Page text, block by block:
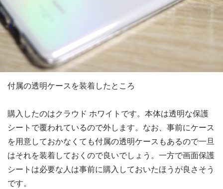
付属の透明ケースを装着したところ
購入したのはクラウド ホワイトです。本体は透明な保護
シートで覆われているので外します。なお、事前にケース
を用意しておかなくても付属の透明ケースもあるので一旦
はそれを装着しておくので良いでしょう。一方で画面保護
シートは必要な人は事前に購入しておいたほうが良さそう
です。